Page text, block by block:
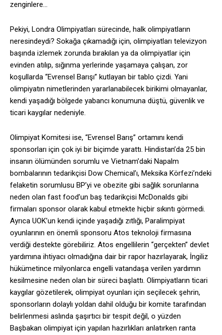
zenginlere…
Pekiyi, Londra Olimpiyatları sürecinde, halk olimpiyatların
neresindeydi? Sokağa çıkamadığı için, olimpiyatları televizyon
başında izlemek zorunda bırakılan ya da olimpiyatlar için
evinden atılıp, sığınma yerlerinde yaşamaya çalışan, zor
koşullarda “Evrensel Barışı” kutlayan bir tablo çizdi. Yani
olimpiyatın nimetlerinden yararlanabilecek birikimi olmayanlar,
kendi yaşadığı bölgede yabancı konumuna düştü, güvenlik ve
ticari kaygılar nedeniyle.
Olimpiyat Komitesi ise, “Evrensel Barış” ortamını kendi
sponsorları için çok iyi bir biçimde yarattı. Hindistan’da 25 bin
insanın ölümünden sorumlu ve Vietnam’daki Napalm
bombalarının tedarikçisi Dow Chemical’ı, Meksika Körfezi’ndeki
felaketin sorumlusu BP’yi ve obezite gibi sağlık sorunlarına
neden olan fast food’un baş tedarikçisi McDonalds gibi
firmaları sponsor olarak kabul etmekte hiçbir sıkıntı görmedi.
Ayrıca UOK’un kendi içinde yaşadığı zıtlığı, Paralimpiyat
oyunlarının en önemli sponsoru Atos teknoloji firmasına
verdiği destekte görebiliriz. Atos engellilerin “gerçekten” devlet
yardımına ihtiyacı olmadığına dair bir rapor hazırlayarak, İngiliz
hükümetince milyonlarca engelli vatandaşa verilen yardımın
kesilmesine neden olan bir süreci başlattı. Olimpiyatların ticari
kaygılar gözetilerek, olimpiyat oyunları için seçilecek şehrin,
sponsorların dolaylı yoldan dahil olduğu bir komite tarafından
belirlenmesi aslında şaşırtıcı bir tespit değil, o yüzden
Başbakan olimpiyat için yapılan hazırlıkları anlatırken ranta